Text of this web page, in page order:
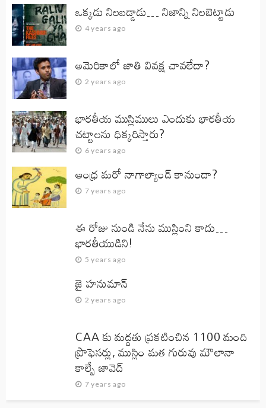
ఒక్కడు నిలబడ్డాడు… నిజాన్ని నిలబెట్టాడు
4 years ago
అమెరికాలో జాతి వివక్ష చావలేదా?
2 years ago
భారతీయ ముస్లిములు ఎందుకు భారతీయ
చట్టాలను ధిక్కరిస్తారు?
6 years ago
ఆంధ్ర మరో నాగాల్యాండ్ కానుందా?
7 years ago
ఈ రోజు నుండి నేను ముస్లింని కాదు…
భారతీయుడిని!
5 years ago
జై హనుమాన్‌
2 years ago
CAA కు మద్దతు ప్రకటించిన 1100 మంది
ప్రొఫెసర్లు, ముస్లిం మత గురువు మౌలానా
కాల్బే జావెద్‌
7 years ago